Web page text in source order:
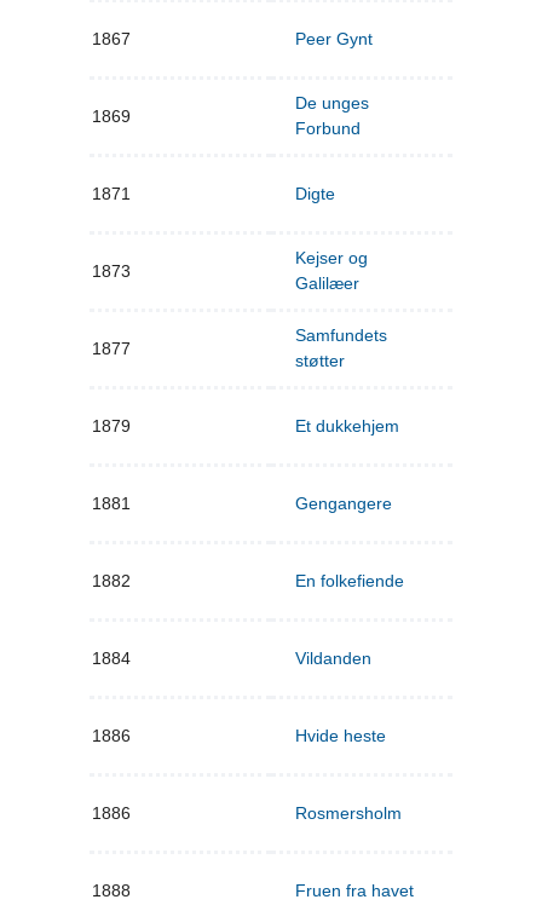
1867 Peer Gynt
1869
De unges
Forbund
1871 Digte
1873
Kejser og
Galilæer
1877
Samfundets
støtter
1879 Et dukkehjem
1881 Gengangere
1882 En folkefiende
1884 Vildanden
1886 Hvide heste
1886 Rosmersholm
1888 Fruen fra havet